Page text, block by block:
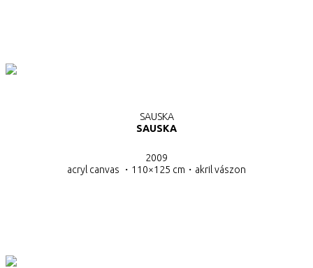
SAUSKA
SAUSKA
2009
acryl canvas ・110×125 cm・ akril vászon